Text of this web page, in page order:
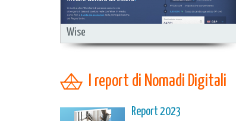
Wise
I report di Nomadi Digitali
Report 2023